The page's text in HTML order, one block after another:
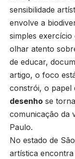
sensibilidade
envolve a
simples
olhar atento
de educar,
artigo, o foco
constrói, o papel
desenho se
comunicação da
Paulo.
No estado de
artística